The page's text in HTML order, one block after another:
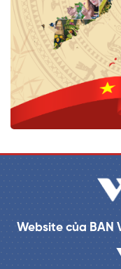
Website của BAN